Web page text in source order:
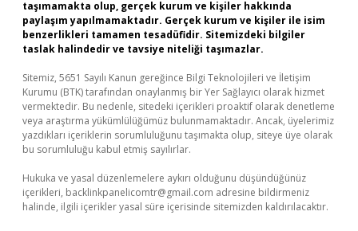
taşımamakta olup, gerçek kurum ve kişiler hakkında
paylaşım yapılmamaktadır. Gerçek kurum ve kişiler ile isim
benzerlikleri tamamen tesadüfidir. Sitemizdeki bilgiler
taslak halindedir ve tavsiye niteliği taşımazlar.
Sitemiz, 5651 Sayılı Kanun gereğince Bilgi Teknolojileri ve İletişim
Kurumu (BTK) tarafından onaylanmış bir Yer Sağlayıcı olarak hizmet
vermektedir. Bu nedenle, sitedeki içerikleri proaktif olarak denetleme
veya araştırma yükümlülüğümüz bulunmamaktadır. Ancak, üyelerimiz
yazdıkları içeriklerin sorumluluğunu taşımakta olup, siteye üye olarak
bu sorumluluğu kabul etmiş sayılırlar.
Hukuka ve yasal düzenlemelere aykırı olduğunu düşündüğünüz
içerikleri, backlinkpanelicomtr@gmail.com adresine bildirmeniz
halinde, ilgili içerikler yasal süre içerisinde sitemizden kaldırılacaktır.